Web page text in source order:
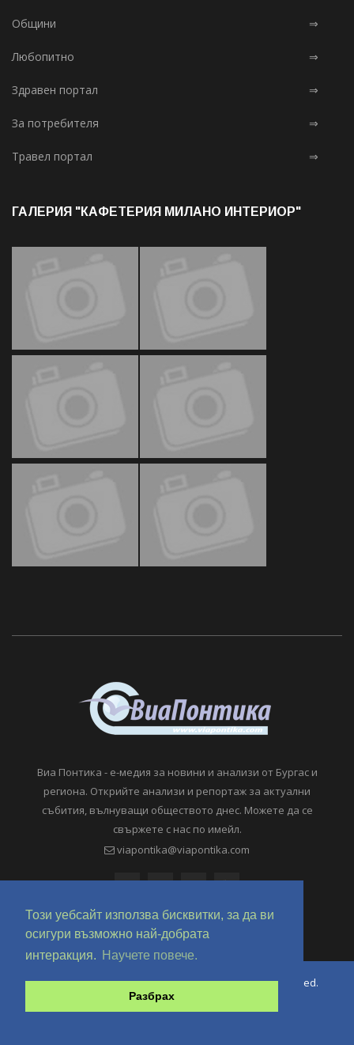
Този уебсайт използва бисквитки, за да ви
осигури възможно най-добрата
интеракция.
Научете повече.
Разбрах
Общини ⇒
Любопитно ⇒
Здравен портал ⇒
За потребителя ⇒
Травел портал ⇒
ГАЛЕРИЯ "КАФЕТЕРИЯ МИЛАНО ИНТЕРИОР"
Виа Понтика - е-медия за новини и анализи от Бургас и
региона. Открийте анализи и репортаж за актуални
събития, вълнуващи обществото днес. Можете да се
свържете с нас по имейл.
viapontika@viapontika.com
Copyright © 2018-2024 ViaPontika.com. All Rights Reserved.
Development @ OverHertz Ltd